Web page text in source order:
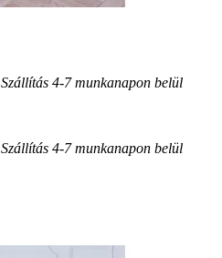
Szállítás 4-7 munkanapon belül
Szállítás 4-7 munkanapon belül